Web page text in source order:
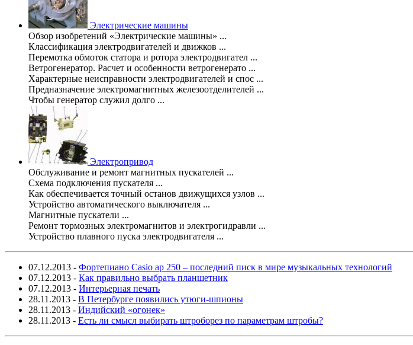
Электрические машины
Обзор изобретений «Электрические машины» ...
Классификация электродвигателей и движков ...
Перемотка обмоток статора и ротора электродвигател ...
Ветрогенератор. Расчет и особенности ветрогенерато ...
Характерные неисправности электродвигателей и спос ...
Предназначение электромагнитных железоотделителей ...
Чтобы генератор служил долго ...
Электропривод
Обслуживание и ремонт магнитных пускателей ...
Схема подключения пускателя ...
Как обеспечивается точный останов движущихся узлов ...
Устройство автоматического выключателя ...
Магнитные пускатели ...
Ремонт тормозных электромагнитов и электрогидравли ...
Устройство плавного пуска электродвигателя ...
07.12.2013 - Фортепиано Casio ap 250 – последний писк в мире музыкальных технологий
07.12.2013 - Как правильно выбрать планшетник
07.12.2013 - Интерьерная печать
28.11.2013 - В Петербурге появились утюги-шпионы
28.11.2013 - Индийский «огонек»
28.11.2013 - Есть ли смысл выбирать штроборез по параметрам штробы?